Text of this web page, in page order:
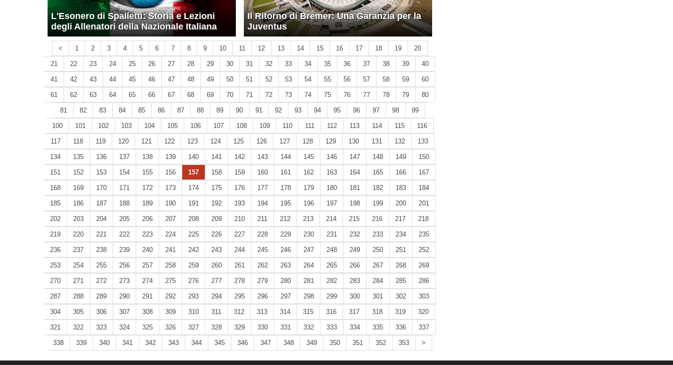
L'Esonero di Spalletti: Storia e Lezioni
degli Allenatori della Nazionale Italiana
Il Ritorno di Bremer: Una Garanzia per la
Juventus
< 1 2 3 4 5 6 7 8 9 10 11 12 13 14 15 16 17 18 19 20
21 22 23 24 25 26 27 28 29 30 31 32 33 34 35 36 37 38 39 40
41 42 43 44 45 46 47 48 49 50 51 52 53 54 55 56 57 58 59 60
61 62 63 64 65 66 67 68 69 70 71 72 73 74 75 76 77 78 79 80
81 82 83 84 85 86 87 88 89 90 91 92 93 94 95 96 97 98 99
100 101 102 103 104 105 106 107 108 109 110 111 112 113 114 115 116
117 118 119 120 121 122 123 124 125 126 127 128 129 130 131 132 133
134 135 136 137 138 139 140 141 142 143 144 145 146 147 148 149 150
151 152 153 154 155 156 157 158 159 160 161 162 163 164 165 166 167
168 169 170 171 172 173 174 175 176 177 178 179 180 181 182 183 184
185 186 187 188 189 190 191 192 193 194 195 196 197 198 199 200 201
202 203 204 205 206 207 208 209 210 211 212 213 214 215 216 217 218
219 220 221 222 223 224 225 226 227 228 229 230 231 232 233 234 235
236 237 238 239 240 241 242 243 244 245 246 247 248 249 250 251 252
253 254 255 256 257 258 259 260 261 262 263 264 265 266 267 268 269
270 271 272 273 274 275 276 277 278 279 280 281 282 283 284 285 286
287 288 289 290 291 292 293 294 295 296 297 298 299 300 301 302 303
304 305 306 307 308 309 310 311 312 313 314 315 316 317 318 319 320
321 322 323 324 325 326 327 328 329 330 331 332 333 334 335 336 337
338 339 340 341 342 343 344 345 346 347 348 349 350 351 352 353 >